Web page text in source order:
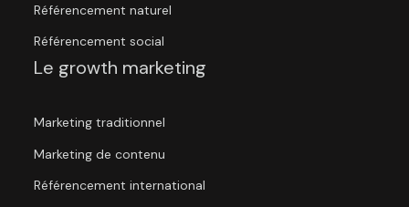
Référencement naturel
Référencement social
Le growth marketing
Marketing traditionnel
Marketing de contenu
Référencement international